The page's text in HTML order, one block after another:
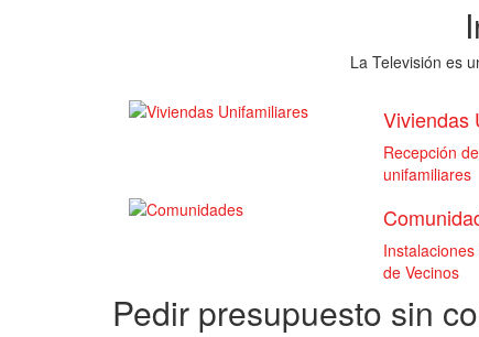
La Televisión es
Viviendas
Recepción
unifamiliares
de Vecinos
Pedir presupuesto sin